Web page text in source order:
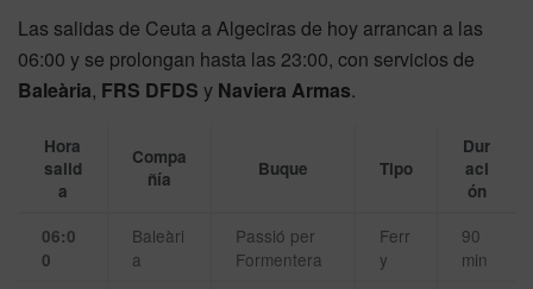
Las salidas de Ceuta a Algeciras de hoy arrancan a las
06:00 y se prolongan hasta las 23:00, con servicios de
Baleària, FRS DFDS y Naviera Armas.
Hora
salid
a
Compa
ñía
Buque Tipo
Dur
aci
ón
06:0
0
Baleàri
a
Passió per
Formentera
Ferr
y
90
min